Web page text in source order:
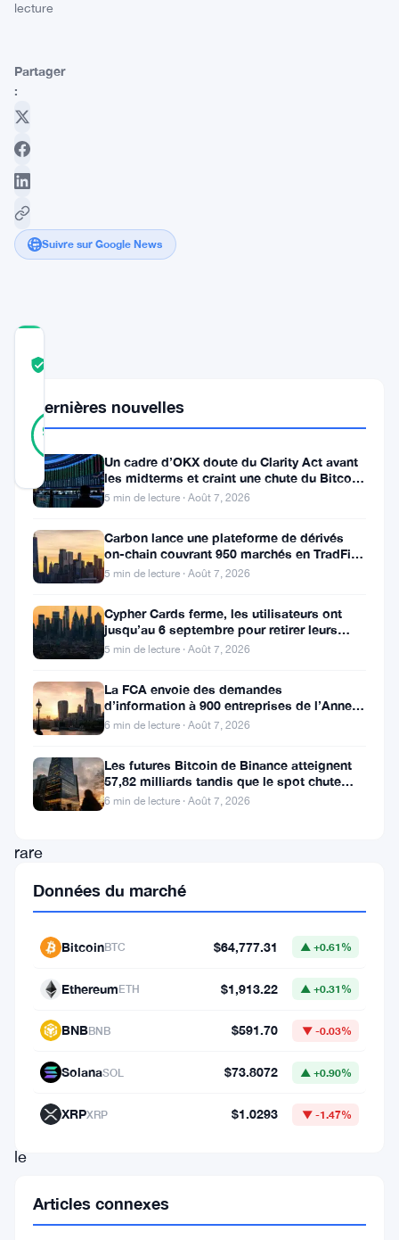
lecture
Partager
:
Suivre sur Google News
93
42
votes
Mis à jour 1 an il y a
ADA)
attire
une
nouvelle
fois
l’attention
enregistrant
signal
rare
potentiellement
décisif
toute
première
croix
dorée
le
hebdomadaire.
Dernières nouvelles
Un cadre d’OKX doute du Clarity Act avant
les midterms et craint une chute du Bitcoin
à 55 000 $
5 min de lecture · Août 7, 2026
Carbon lance une plateforme de dérivés
on-chain couvrant 950 marchés en TradFi et
crypto
5 min de lecture · Août 7, 2026
Cypher Cards ferme, les utilisateurs ont
jusqu’au 6 septembre pour retirer leurs
fonds
5 min de lecture · Août 7, 2026
La FCA envoie des demandes
d’information à 900 entreprises de l’Annexe
1 contre le blanchiment
6 min de lecture · Août 7, 2026
Les futures Bitcoin de Binance atteignent
57,82 milliards tandis que le spot chute
huit fois
6 min de lecture · Août 7, 2026
Données du marché
BitcoinBTC $64,777.31 ▲ +0.61%
EthereumETH $1,913.22 ▲ +0.31%
BNBBNB $591.70 ▼ -0.03%
SolanaSOL $73.8072 ▲ +0.90%
XRPXRP $1.0293 ▼ -1.47%
Articles connexes